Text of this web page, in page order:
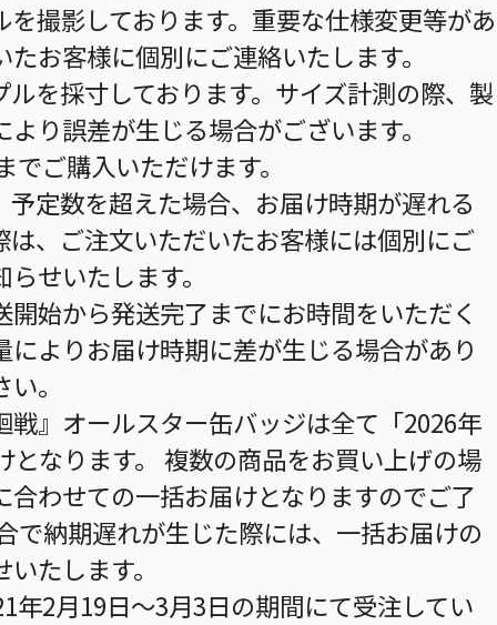
撮影しております。重要な仕様変更等があ
お客様に個別にご連絡いたします。
を採寸しております。サイズ計測の際、製
り誤差が生じる場合がございます。
ご購入いただけます。
定数を超えた場合、お届け時期が遅れる
、ご注文いただいたお客様には個別にご
せいたします。
始から発送完了までにお時間をいただく
よりお届け時期に差が生じる場合があり
。
』オールスター缶バッジは全て「2026年
となります。 複数の商品をお買い上げの場
わせての一括お届けとなりますのでご了
で納期遅れが生じた際には、一括お届けの
たします。
2月19日～3月3日の期間にて受注してい